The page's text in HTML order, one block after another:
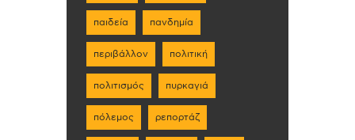
παιδεία πανδημία
περιβάλλον πολιτική
πολιτισμός πυρκαγιά
πόλεμος ρεπορτάζ